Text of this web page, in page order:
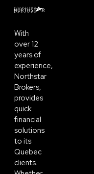
With
over 12
years of
experience,
Northstar
Brokers,
provides
quick
financial
solutions
to its
Quebec
clients.